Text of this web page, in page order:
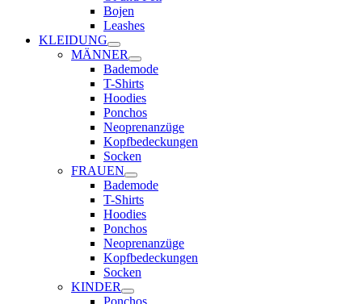
Bojen
Leashes
KLEIDUNG
MÄNNER
Bademode
T-Shirts
Hoodies
Ponchos
Neoprenanzüge
Kopfbedeckungen
Socken
FRAUEN
Bademode
T-Shirts
Hoodies
Ponchos
Neoprenanzüge
Kopfbedeckungen
Socken
KINDER
Ponchos